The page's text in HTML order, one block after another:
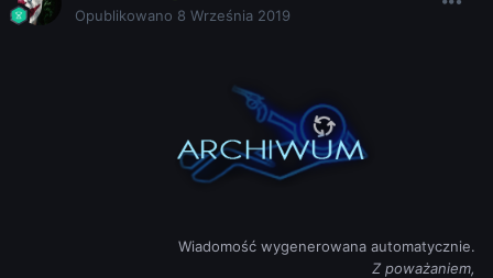
Opublikowano 8 Września 2019
Wiadomość wygenerowana automatycznie.
Z poważaniem,